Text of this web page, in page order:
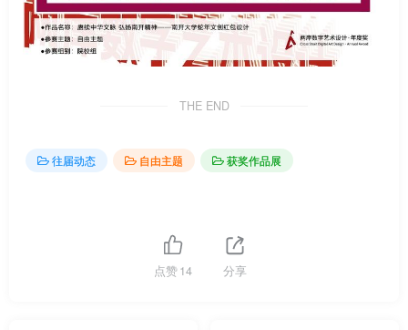
THE END
往届动态 自由主题 获奖作品展
点赞14 分享